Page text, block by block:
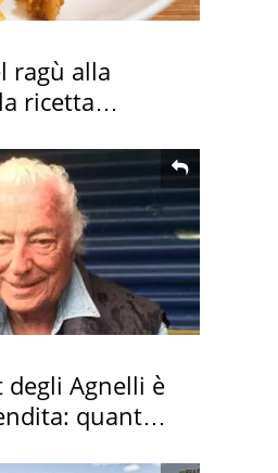
ragù alla
ricetta
degli Agnelli è
quanto